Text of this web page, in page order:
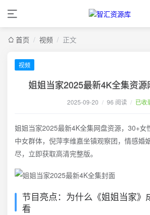
首页 / 视频 / 正文
视频
姐姐当家2025最新4K全集资源
2025-09-20 / 96 阅读 / 已收
姐姐当家2025最新4K全集网盘资源，30+女
中女群体，倪萍李维嘉坐镇观察团，情感婚
尽，立即获取高清完整版。
节目亮点：为什么《姐姐当家》
看